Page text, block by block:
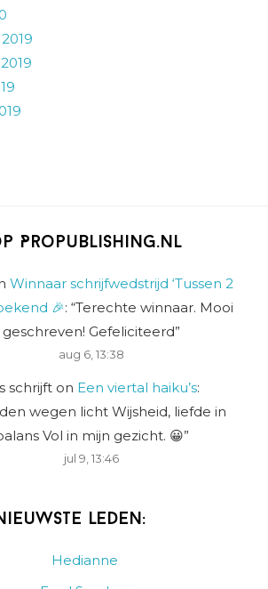
Propublishing.nl
Winnaar schrijfwedstrijd ‘Tussen 2
🎉: “Terechte winnaar. Mooi
geschreven! Gefeliciteerd”
aug 6, 13:38
schrijft on Een viertal haiku’s:
wegen licht Wijsheid, liefde in
Vol in mijn gezicht. 😀”
jul 9, 13:46
leden:
Hedianne